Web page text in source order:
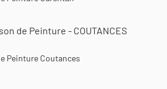
de Peinture - COUTANCES
Peinture Coutances